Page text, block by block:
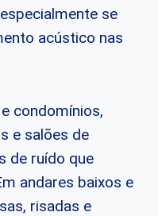
se
acústico nas
condomínios,
e salões de
de ruído que
andares baixos e
risadas e